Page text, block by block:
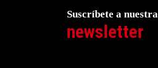
Suscríbete a nuestra
newsletter